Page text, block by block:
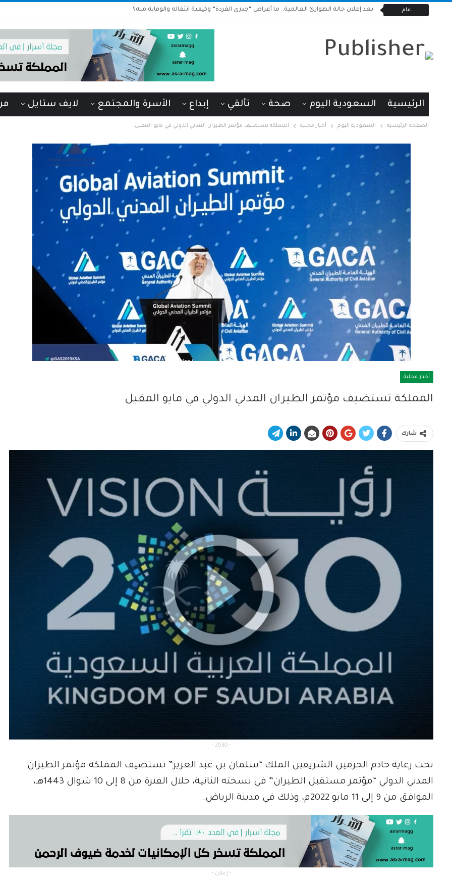
عام بعد إعلان حالة الطوارئ العالمية.. ما أعراض “جدري القردة” وكيفية انتقاله والوقاية منه؟
الرئيسية السعودية اليوم صحة تألقي إبداع الأسرة والمجتمع لايف ستايل
الصفحة الرئيسية السعودية اليوم أخبار محلية المملكة تستضيف مؤتمر الطيران المدني الدولي في مايو المقبل
أخبار محلية
المملكة تستضيف مؤتمر الطيران المدني الدولي في مايو المقبل
شارك
- 2030 -
تحت رعاية خادم الحرمين الشريفين الملك “سلمان بن عبد العزيز” تستضيف المملكة مؤتمر الطيران
المدني الدولي “مؤتمر مستقبل الطيران” في نسخته الثانية، خلال الفترة من 8 إلى 10 شوال 1443هـ،
الموافق من 9 إلى 11 مايو 2022م، وذلك في مدينة الرياض.
- إعلان -